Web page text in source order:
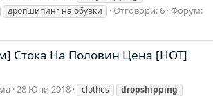
дропшипинг на обувки Отговори: 6 Форум:
Стока На Половин Цена [HOT]
28 Юни 2018 clothes
dropshipping